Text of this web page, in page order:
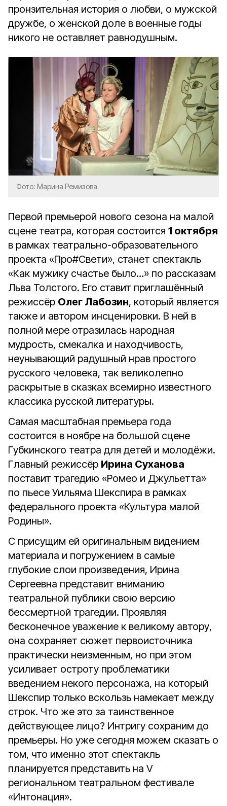
пронзительная история о любви, о мужской
дружбе, о женской доле в военные годы
никого не оставляет равнодушным.
Фото: Марина Ремизова
Первой премьерой нового сезона на малой
сцене театра, которая состоится 1 октября
в рамках театрально-образовательного
проекта «Про#Свети», станет спектакль
«Как мужику счастье было…» по рассказам
Льва Толстого. Его ставит приглашённый
режиссёр Олег Лабозин, который является
также и автором инсценировки. В ней в
полной мере отразилась народная
мудрость, смекалка и находчивость,
неунывающий радушный нрав простого
русского человека, так великолепно
раскрытые в сказках всемирно известного
классика русской литературы.
Самая масштабная премьера года
состоится в ноябре на большой сцене
Губкинского театра для детей и молодёжи.
Главный режиссёр Ирина Суханова
поставит трагедию «Ромео и Джульетта»
по пьесе Уильяма Шекспира в рамках
федерального проекта «Культура малой
Родины».
С присущим ей оригинальным видением
материала и погружением в самые
глубокие слои произведения, Ирина
Сергеевна представит вниманию
театральной публики свою версию
бессмертной трагедии. Проявляя
бесконечное уважение к великому автору,
она сохраняет сюжет первоисточника
практически неизменным, но при этом
усиливает остроту проблематики
введением некого персонажа, на который
Шекспир только вскользь намекает между
строк. Что же это за таинственное
действующее лицо? Интригу сохраним до
премьеры. Но уже сегодня можем сказать о
том, что именно этот спектакль
планируется представить на V
региональном театральном фестивале
«Интонация».